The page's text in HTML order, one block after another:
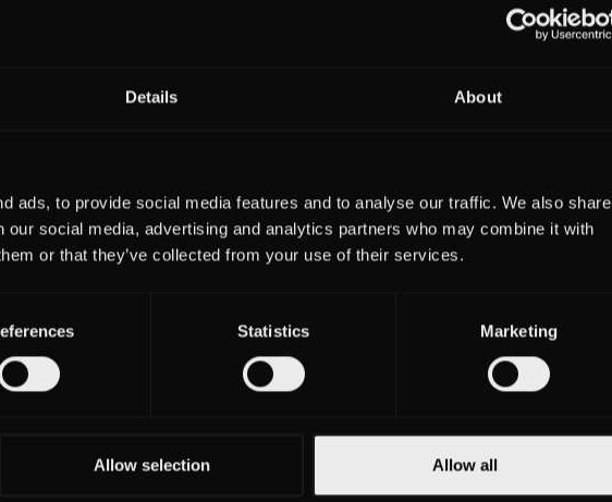
Details About
ads, to provide social media features and to analyse our traffic. We also share
our social media, advertising and analytics partners who may combine it with
or that they’ve collected from your use of their services.
Statistics Marketing
Allow selection Allow all